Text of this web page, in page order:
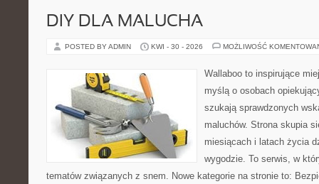
DIY DLA MALUCHA
POSTED BY ADMIN KWI - 30 - 2026 MOŻLIWOŚĆ
Wallaboo to inspirujące
myślą o osobach
szukają sprawdzonych
maluchów. Strona skupia
miesiącach i latach życia
wygodzie. To serwis, w
tematów związanych z snem. Nowe kategorie na stronie to: